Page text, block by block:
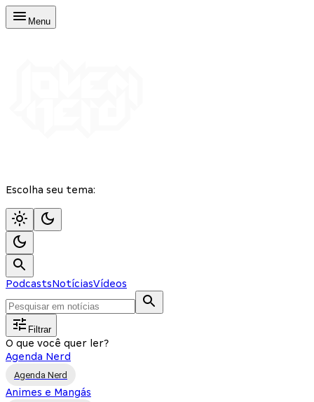
Menu
Escolha seu tema:
PodcastsNotíciasVídeos
Filtrar
O que você quer ler?
Agenda Nerd
Agenda Nerd
Animes e Mangás